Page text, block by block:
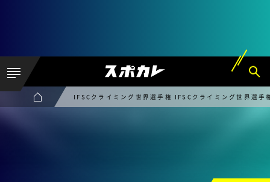
IFSCクライミング世界選手権 IFSCクライミング世界選